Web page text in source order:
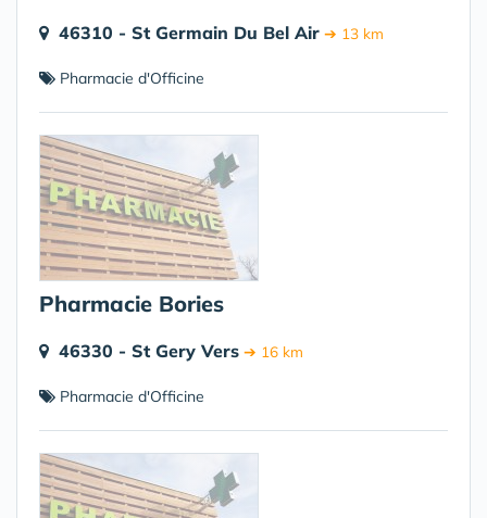
46310 - St Germain Du Bel Air ➔ 13 km
Pharmacie d'Officine
Pharmacie Bories
46330 - St Gery Vers ➔ 16 km
Pharmacie d'Officine